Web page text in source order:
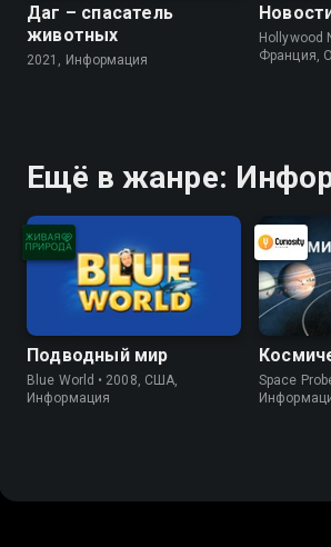
Даг – спасатель
животных
2021, Информация
Hollywood
Франция,
Ещё в жанре:
Подводный мир
Blue World • 2008, США,
Информация
Space